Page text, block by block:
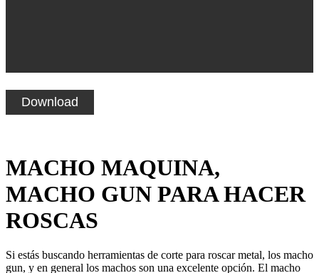
Download
MACHO MAQUINA,
MACHO GUN PARA HACER
ROSCAS
Si estás buscando herramientas de corte para roscar metal, los macho
gun, y en general los machos son una excelente opción. El macho